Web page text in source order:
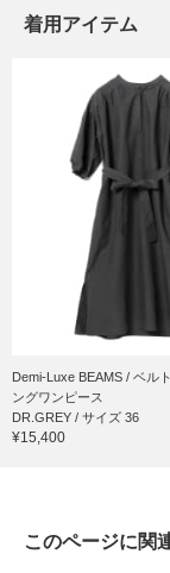
着用アイテム
Demi-Luxe BEAMS / ベル
ングワンピース
DR.GREY / サイズ 36
¥15,400
このページに関